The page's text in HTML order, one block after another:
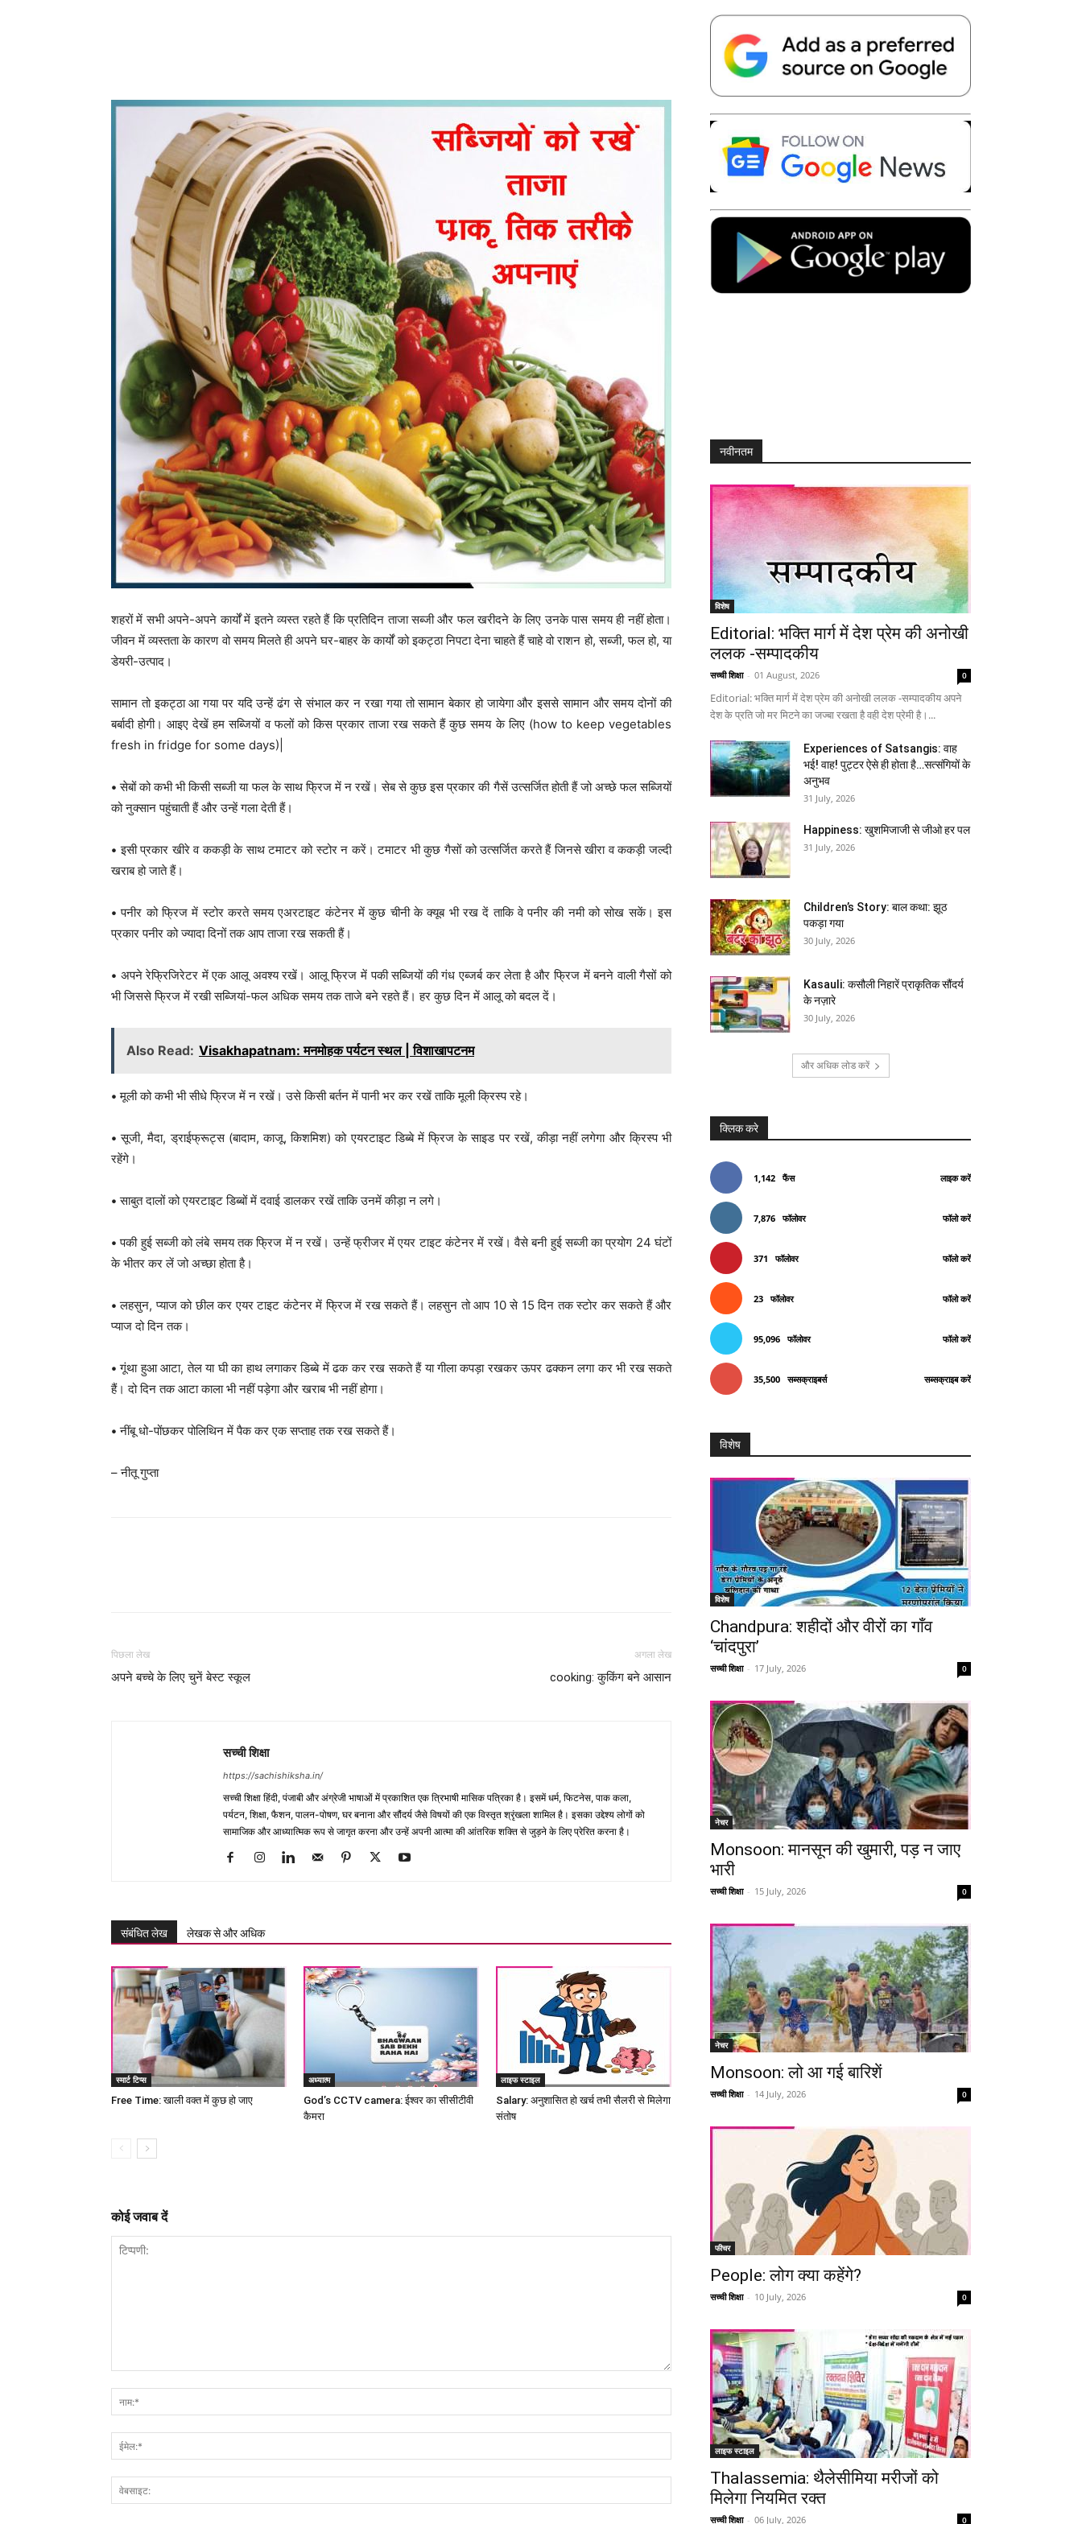
Telegram Copy URL
शहरों में सभी अपने-अपने कार्यों में इतने व्यस्त रहते हैं कि प्रतिदिन ताजा सब्जी और फल खरीदने के लिए उनके पास समय ही नहीं होता।
जीवन में व्यस्तता के कारण वो समय मिलते ही अपने घर-बाहर के कार्यों को इकट्ठा निपटा देना चाहते हैं चाहे वो राशन हो, सब्जी, फल हो, या
डेयरी-उत्पाद।
सामान तो इकट्ठा आ गया पर यदि उन्हें ढंग से संभाल कर न रखा गया तो सामान बेकार हो जायेगा और इससे सामान और समय दोनों की
बर्बादी होगी। आइए देखें हम सब्जियों व फलों को किस प्रकार ताजा रख सकते हैं कुछ समय के लिए (how to keep vegetables
fresh in fridge for some days)|
• सेबों को कभी भी किसी सब्जी या फल के साथ फ्रिज में न रखें। सेब से कुछ इस प्रकार की गैसें उत्सर्जित होती हैं जो अच्छे फल सब्जियों
को नुक्सान पहुंचाती हैं और उन्हें गला देती हैं।
• इसी प्रकार खीरे व ककड़ी के साथ टमाटर को स्टोर न करें। टमाटर भी कुछ गैसों को उत्सर्जित करते हैं जिनसे खीरा व ककड़ी जल्दी
खराब हो जाते हैं।
• पनीर को फ्रिज में स्टोर करते समय एअरटाइट कंटेनर में कुछ चीनी के क्यूब भी रख दें ताकि वे पनीर की नमी को सोख सकें। इस
प्रकार पनीर को ज्यादा दिनों तक आप ताजा रख सकती हैं।
• अपने रेफ्रिजिरेटर में एक आलू अवश्य रखें। आलू फ्रिज में पकी सब्जियों की गंध एब्जर्ब कर लेता है और फ्रिज में बनने वाली गैसों को
भी जिससे फ्रिज में रखी सब्जियां-फल अधिक समय तक ताजे बने रहते हैं। हर कुछ दिन में आलू को बदल दें।
Also Read: Visakhapatnam: मनमोहक पर्यटन स्थल | विशाखापटनम
• मूली को कभी भी सीधे फ्रिज में न रखें। उसे किसी बर्तन में पानी भर कर रखें ताकि मूली क्रिस्प रहे।
• सूजी, मैदा, ड्राईफ्रूट्स (बादाम, काजू, किशमिश) को एयरटाइट डिब्बे में फ्रिज के साइड पर रखें, कीड़ा नहीं लगेगा और क्रिस्प भी
रहेंगे।
• साबुत दालों को एयरटाइट डिब्बों में दवाई डालकर रखें ताकि उनमें कीड़ा न लगे।
• पकी हुई सब्जी को लंबे समय तक फ्रिज में न रखें। उन्हें फ्रीजर में एयर टाइट कंटेनर में रखें। वैसे बनी हुई सब्जी का प्रयोग 24 घंटों
के भीतर कर लें जो अच्छा होता है।
• लहसुन, प्याज को छील कर एयर टाइट कंटेनर में फ्रिज में रख सकते हैं। लहसुन तो आप 10 से 15 दिन तक स्टोर कर सकते हैं और
प्याज दो दिन तक।
• गूंथा हुआ आटा, तेल या घी का हाथ लगाकर डिब्बे में ढक कर रख सकते हैं या गीला कपड़ा रखकर ऊपर ढक्कन लगा कर भी रख सकते
हैं। दो दिन तक आटा काला भी नहीं पड़ेगा और खराब भी नहीं होगा।
• नींबू धो-पोंछकर पोलिथिन में पैक कर एक सप्ताह तक रख सकते हैं।
– नीतू गुप्ता
Telegram Copy URL
पिछला लेख
अपने बच्चे के लिए चुनें बेस्ट स्कूल
अगला लेख
cooking: कुकिंग बने आसान
सच्ची शिक्षा
https://sachishiksha.in/
सच्ची शिक्षा हिंदी, पंजाबी और अंग्रेजी भाषाओं में प्रकाशित एक त्रिभाषी मासिक पत्रिका है। इसमें धर्म, फिटनेस, पाक कला,
पर्यटन, शिक्षा, फैशन, पालन-पोषण, घर बनाना और सौंदर्य जैसे विषयों की एक विस्तृत श्रृंखला शामिल है। इसका उद्देश्य लोगों को
सामाजिक और आध्यात्मिक रूप से जागृत करना और उन्हें अपनी आत्मा की आंतरिक शक्ति से जुड़ने के लिए प्रेरित करना है।
संबंधित लेख लेखक से और अधिक
स्मार्ट टिप्स
Free Time: खाली वक्त में कुछ हो जाए
अध्यात्म
God’s CCTV camera: ईश्वर का सीसीटीवी
कैमरा
लाइफ स्टाइल
Salary: अनुशासित हो खर्च तभी सैलरी से मिलेगा
संतोष
कोई जवाब दें
नवीनतम
विशेष
Editorial: भक्ति मार्ग में देश प्रेम की अनोखी
ललक -सम्पादकीय
सच्ची शिक्षा - 01 August, 2026 0
Editorial: भक्ति मार्ग में देश प्रेम की अनोखी ललक -सम्पादकीय अपने
देश के प्रति जो मर मिटने का जज्बा रखता है वही देश प्रेमी है।...
Experiences of Satsangis: वाह
भई! वाह! पुट्टर ऐसे ही होता है…सत्संगियों के
अनुभव
31 July, 2026
Happiness: खुशमिजाजी से जीओ हर पल
31 July, 2026
Children’s Story: बाल कथा: झूठ
पकड़ा गया
30 July, 2026
Kasauli: कसौली निहारें प्राकृतिक सौंदर्य
के नज़ारे
30 July, 2026
और अधिक लोड करें
क्लिक करे
1,142 फैंस लाइक करें
7,876 फॉलोवर फॉलो करें
371 फॉलोवर फॉलो करें
23 फॉलोवर फॉलो करें
95,096 फॉलोवर फॉलो करें
35,500 सब्सक्राइबर्स सब्सक्राइब करें
विशेष
विशेष
Chandpura: शहीदों और वीरों का गाँव
‘चांदपुरा’
सच्ची शिक्षा - 17 July, 2026 0
नेचर
Monsoon: मानसून की खुमारी, पड़ न जाए
भारी
सच्ची शिक्षा - 15 July, 2026 0
नेचर
Monsoon: लो आ गई बारिशें
सच्ची शिक्षा - 14 July, 2026 0
फीचर
People: लोग क्या कहेंगे?
सच्ची शिक्षा - 10 July, 2026 0
लाइफ स्टाइल
Thalassemia: थैलेसीमिया मरीजों को
मिलेगा नियमित रक्त
सच्ची शिक्षा - 06 July, 2026 0